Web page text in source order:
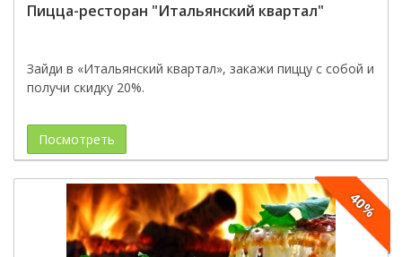
Пицца-ресторан "Итальянский квартал"
Зайди в «Итальянский квартал», закажи пиццу с собой и
получи скидку 20%.
Посмотреть
40%